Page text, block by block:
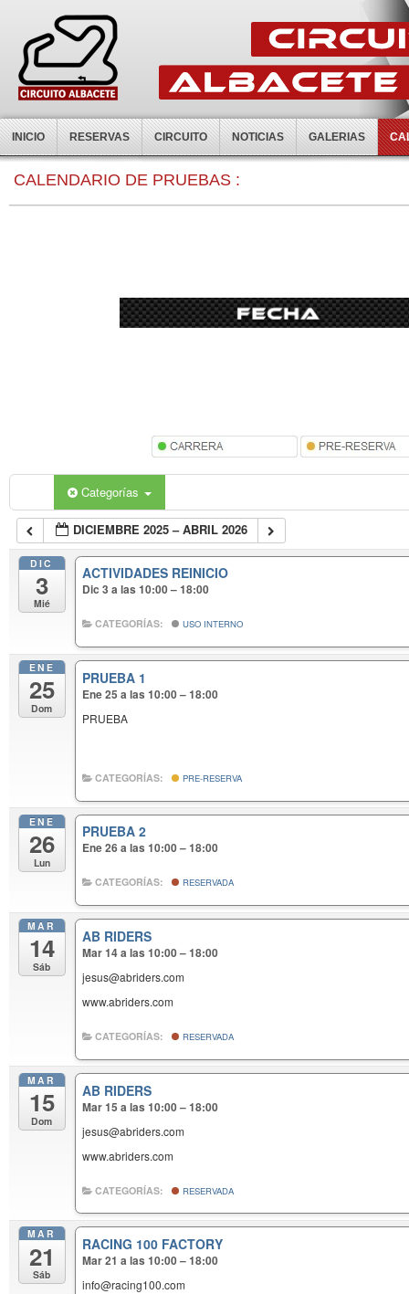
INICIO RESERVAS CIRCUITO NOTICIAS GALERIAS
CALENDARIO DE PRUEBAS :
Categorías
DICIEMBRE 2025 – ABRIL 2026
DIC
3
Mié
ACTIVIDADES REINICIO
Dic 3 a las 10:00 – 18:00
CATEGORÍAS: USO INTERNO
ENE
25
Dom
PRUEBA 1
Ene 25 a las 10:00 – 18:00
PRUEBA
CATEGORÍAS: PRE-RESERVA
ENE
26
Lun
PRUEBA 2
Ene 26 a las 10:00 – 18:00
CATEGORÍAS: RESERVADA
MAR
14
Sáb
AB RIDERS
Mar 14 a las 10:00 – 18:00
jesus@abriders.com
www.abriders.com
CATEGORÍAS: RESERVADA
MAR
15
Dom
AB RIDERS
Mar 15 a las 10:00 – 18:00
jesus@abriders.com
www.abriders.com
CATEGORÍAS: RESERVADA
MAR
21
Sáb
RACING 100 FACTORY
Mar 21 a las 10:00 – 18:00
info@racing100.com